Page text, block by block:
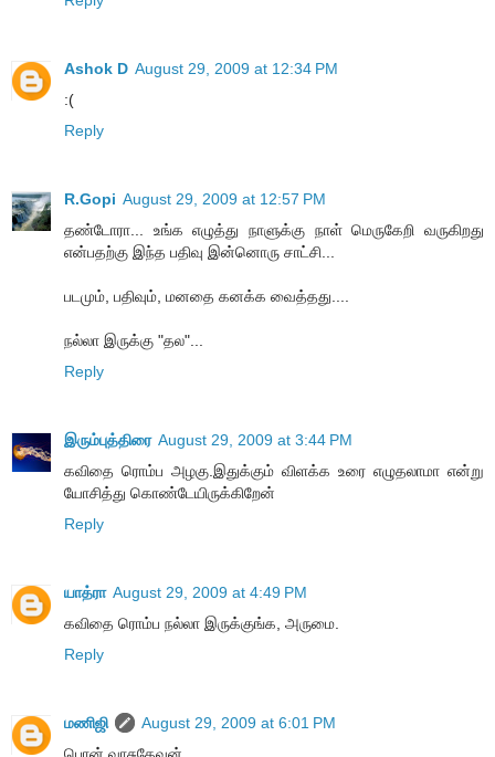
Ashok D August 29, 2009 at 12:34 PM
:(
Reply
R.Gopi August 29, 2009 at 12:57 PM
தண்டோரா... உங்க எழுத்து நாளுக்கு நாள் மெருகேறி வருகிறது
என்பதற்கு இந்த பதிவு இன்னொரு சாட்சி...
படமும், பதிவும், மனதை கனக்க வைத்தது....
நல்லா இருக்கு "தல"...
Reply
இரும்புத்திரை August 29, 2009 at 3:44 PM
கவிதை ரொம்ப அழகு.இதுக்கும் விளக்க உரை எழுதலாமா என்று
யோசித்து கொண்டேயிருக்கிறேன்
Reply
யாத்ரா August 29, 2009 at 4:49 PM
கவிதை ரொம்ப நல்லா இருக்குங்க, அருமை.
Reply
மணிஜி
August 29, 2009 at 6:01 PM